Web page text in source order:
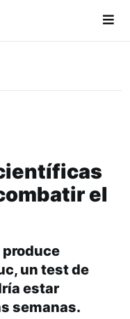
el
produce
un test de
estar
semanas.